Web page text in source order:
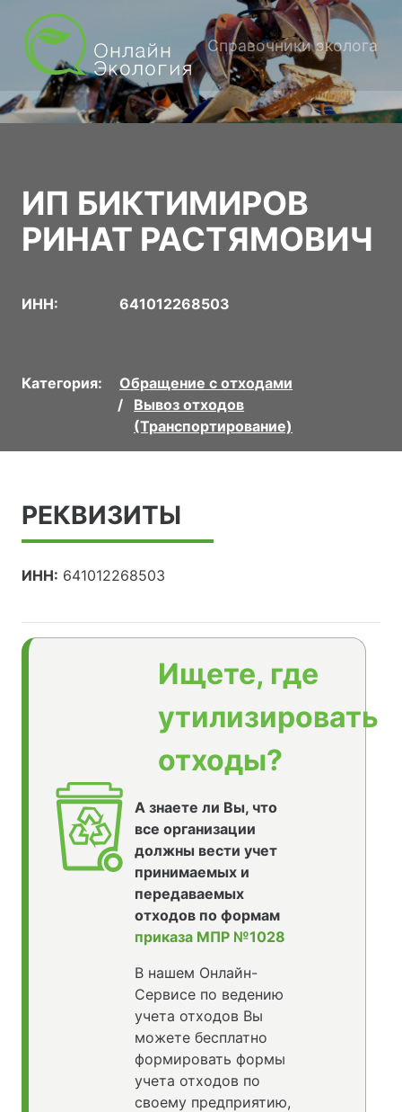
Справочники эколога
ИП БИКТИМИРОВ
РИНАТ РАСТЯМОВИЧ
ИНН: 641012268503
Категория:
Обращение с отходами
Вывоз отходов
(Транспортирование)
РЕКВИЗИТЫ
ИНН: 641012268503
Ищете, где
утилизировать
отходы?
А знаете ли Вы, что
все организации
должны вести учет
принимаемых и
передаваемых
отходов по формам
приказа МПР №1028
В нашем Онлайн-
Сервисе по ведению
учета отходов Вы
можете бесплатно
формировать формы
учета отходов по
своему предприятию,